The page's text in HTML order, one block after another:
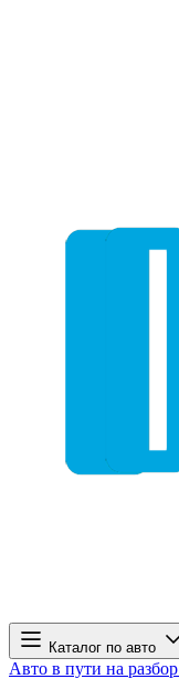
Каталог по авто
Авто в пути на разбор